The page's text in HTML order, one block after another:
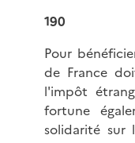
190
Pour
de France
l'impôt
fortune
solidarité sur